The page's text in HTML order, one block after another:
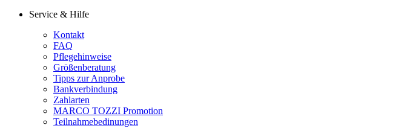
Service & Hilfe
Kontakt
FAQ
Pflegehinweise
Größenberatung
Tipps zur Anprobe
Bankverbindung
Zahlarten
MARCO TOZZI Promotion
Teilnahmebedinungen